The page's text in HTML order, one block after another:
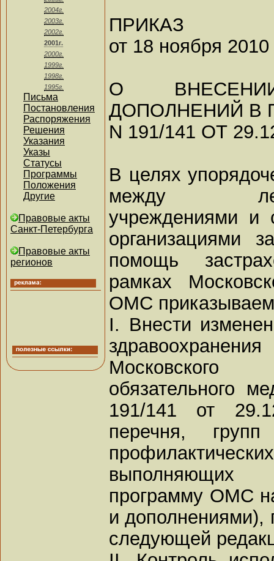
2004г.
2003г.
2002г.
2001г.
2000г.
1999г.
1998г.
1995г.
Письма
Постановления
Распоряжения
Решения
Указания
Указы
Статусы
Программы
Положения
Другие
Правовые акты
Санкт-Петербурга
Правовые акты
регионов
ПРИКАЗ
от 18 ноября 2010
О
ДОПОЛНЕНИЙ В
N 191/141 ОТ
В целях
между
учреждениями и
организациями
помощь
рамках
ОМС
I. Внести
обязательного
191/141 от
перечня,
выполняющих
программу ОМС
и дополнениями),
следующей